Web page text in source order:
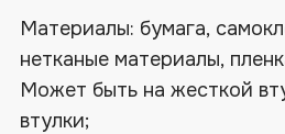
Материалы: бумага,
нетканые материалы,
Может быть на жесткой
втулки;